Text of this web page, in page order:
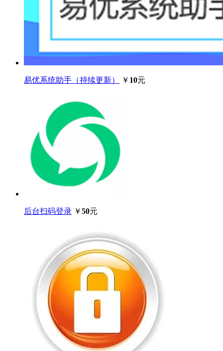
易优系统助手（持续更新） ￥ 10元
后台扫码登录 ￥50元